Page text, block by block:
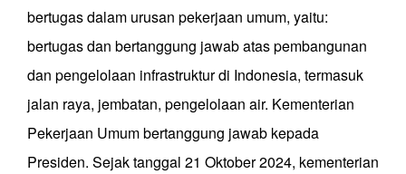
bertugas dalam urusan pekerjaan umum, yaitu:
bertugas dan bertanggung jawab atas pembangunan
dan pengelolaan infrastruktur di Indonesia, termasuk
jalan raya, jembatan, pengelolaan air. Kementerian
Pekerjaan Umum bertanggung jawab kepada
Presiden. Sejak tanggal 21 Oktober 2024, kementerian